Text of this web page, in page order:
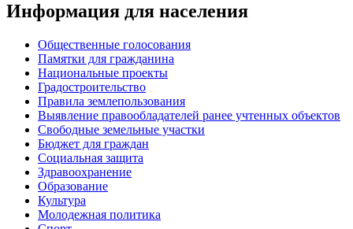
Информация для населения
Общественные голосования
Памятки для гражданина
Национальные проекты
Градостроительство
Правила землепользования
Выявление правообладателей ранее учтенных объектов
Свободные земельные участки
Бюджет для граждан
Социальная защита
Здравоохранение
Образование
Культура
Молодежная политика